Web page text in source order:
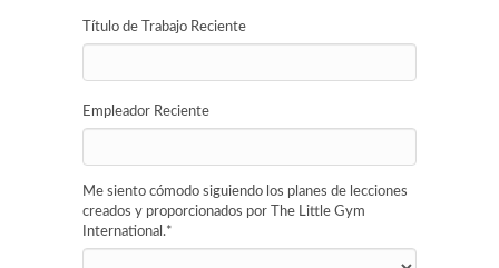
Título de Trabajo Reciente
Empleador Reciente
Me siento cómodo siguiendo los planes de lecciones
creados y proporcionados por The Little Gym
International.*